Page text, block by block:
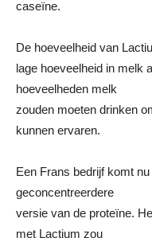
caseïne.
De hoeveelheid van
lage hoeveelheid in melk
hoeveelheden melk
zouden moeten drinken
kunnen ervaren.
Een Frans bedrijf komt
geconcentreerdere
versie van de proteïne.
met Lactium zou